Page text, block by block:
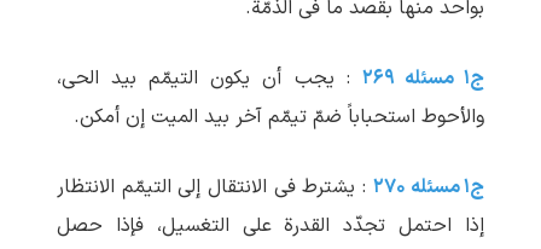
بواحد منها بقصد ما فی الذمّة.
ج۱ مسئله ۲۶۹
: یجب أن یکون التیمّم بید الحی،
والأحوط استحباباً ضمّ تیمّم آخر بید المیت إن أمکن.
ج۱ مسئله ۲۷۰
: یشترط فی الانتقال إلی التیمّم الانتظار
إذا احتمل تجدّد القدرة علی التغسیل، فإذا حصل